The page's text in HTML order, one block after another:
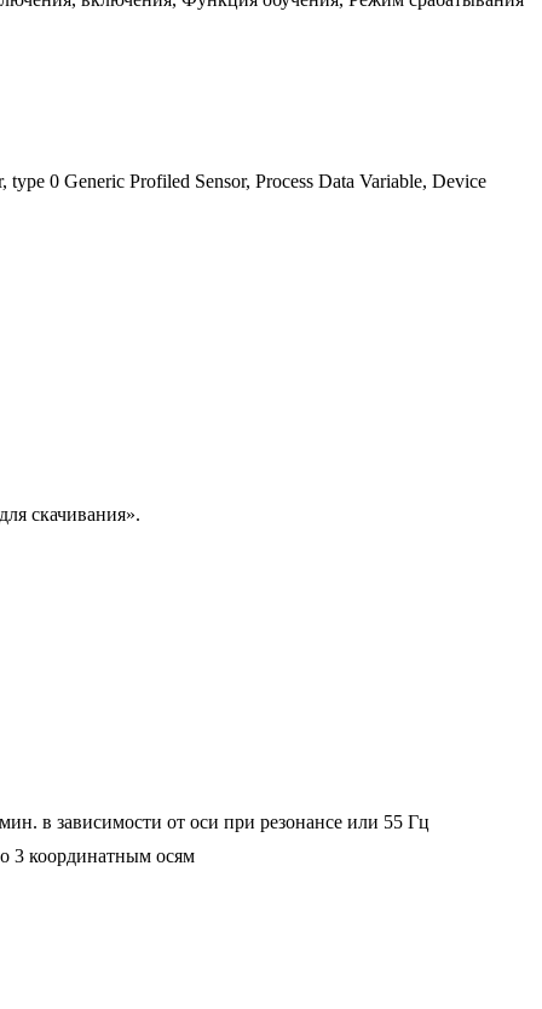
0 Generic Profiled Sensor, Process Data Variable, Device
скачивания».
в зависимости от оси при резонансе или 55 Гц
3 координатным осям